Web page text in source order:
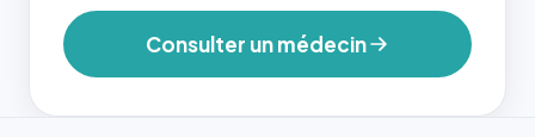
Consulter un médecin